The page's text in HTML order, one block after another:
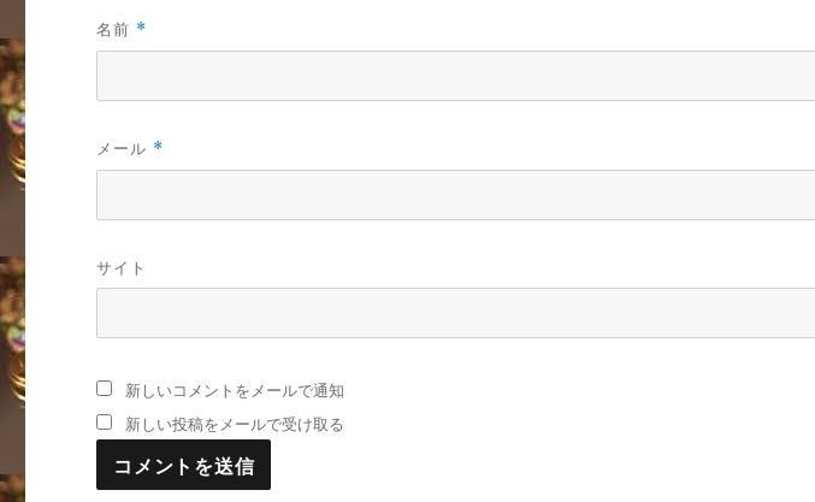
名前 *
メール *
サイト
新しいコメントをメールで通知
新しい投稿をメールで受け取る